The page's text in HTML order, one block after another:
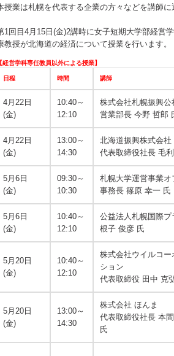
授業は札幌を代表する企業の方々などを講師
1回目4月15日(金)2講時に女子短期大学部経営
教授が北海道の経済について授業を行います。
【経営学科専任教員以外による授業】
日程 時間 講師
4月22日
(金)
10:40～
12:10
株式会社札幌振興公
営業部長 今野 哲郎
4月22日
(金)
13:00～
14:30
北海道振興株式会社
代表取締役社長 毛
5月6日
(金)
09:30～
10:30
札幌大学運営事業オ
事務長 篠原 幸一 氏
5月6日
(金)
10:40～
12:10
公益法人札幌国際プ
根子 俊彦 氏
5月20日
(金)
10:40～
12:10
株式会社ウイルコー
ション
代表取締役 田中 克
5月20日
(金)
13:00～
14:30
株式会社 ほんま
代表取締役社長 本
氏